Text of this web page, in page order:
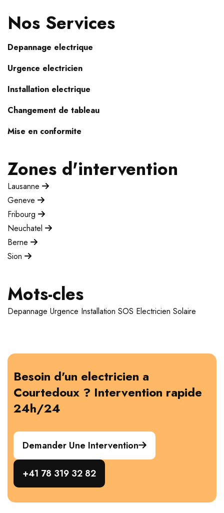
Nos Services
Depannage electrique
Urgence electricien
Installation electrique
Changement de tableau
Mise en conformite
Zones d'intervention
Lausanne
Geneve
Fribourg
Neuchatel
Berne
Sion
Mots-cles
Depannage Urgence Installation SOS Electricien Solaire
Besoin d'un electricien a
Courtedoux ? Intervention rapide
24h/24
Demander Une Intervention
+41 78 319 32 82